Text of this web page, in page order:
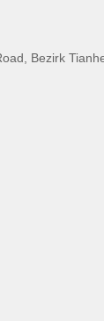
Bezirk